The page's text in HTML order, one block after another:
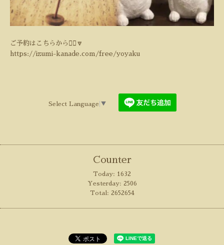
ご予約はこちらから💁‍♀️🔽
https://izumi-kanade.com/free/yoyaku
Select Language ▼
Counter
Today: 1632
Yesterday: 2506
Total: 2652654